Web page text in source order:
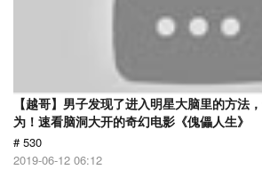
【越哥】男子发现了进入明星大脑里的方法
为！速看脑洞大开的奇幻电影《傀儡人生》
# 530
2019-06-12 06:12